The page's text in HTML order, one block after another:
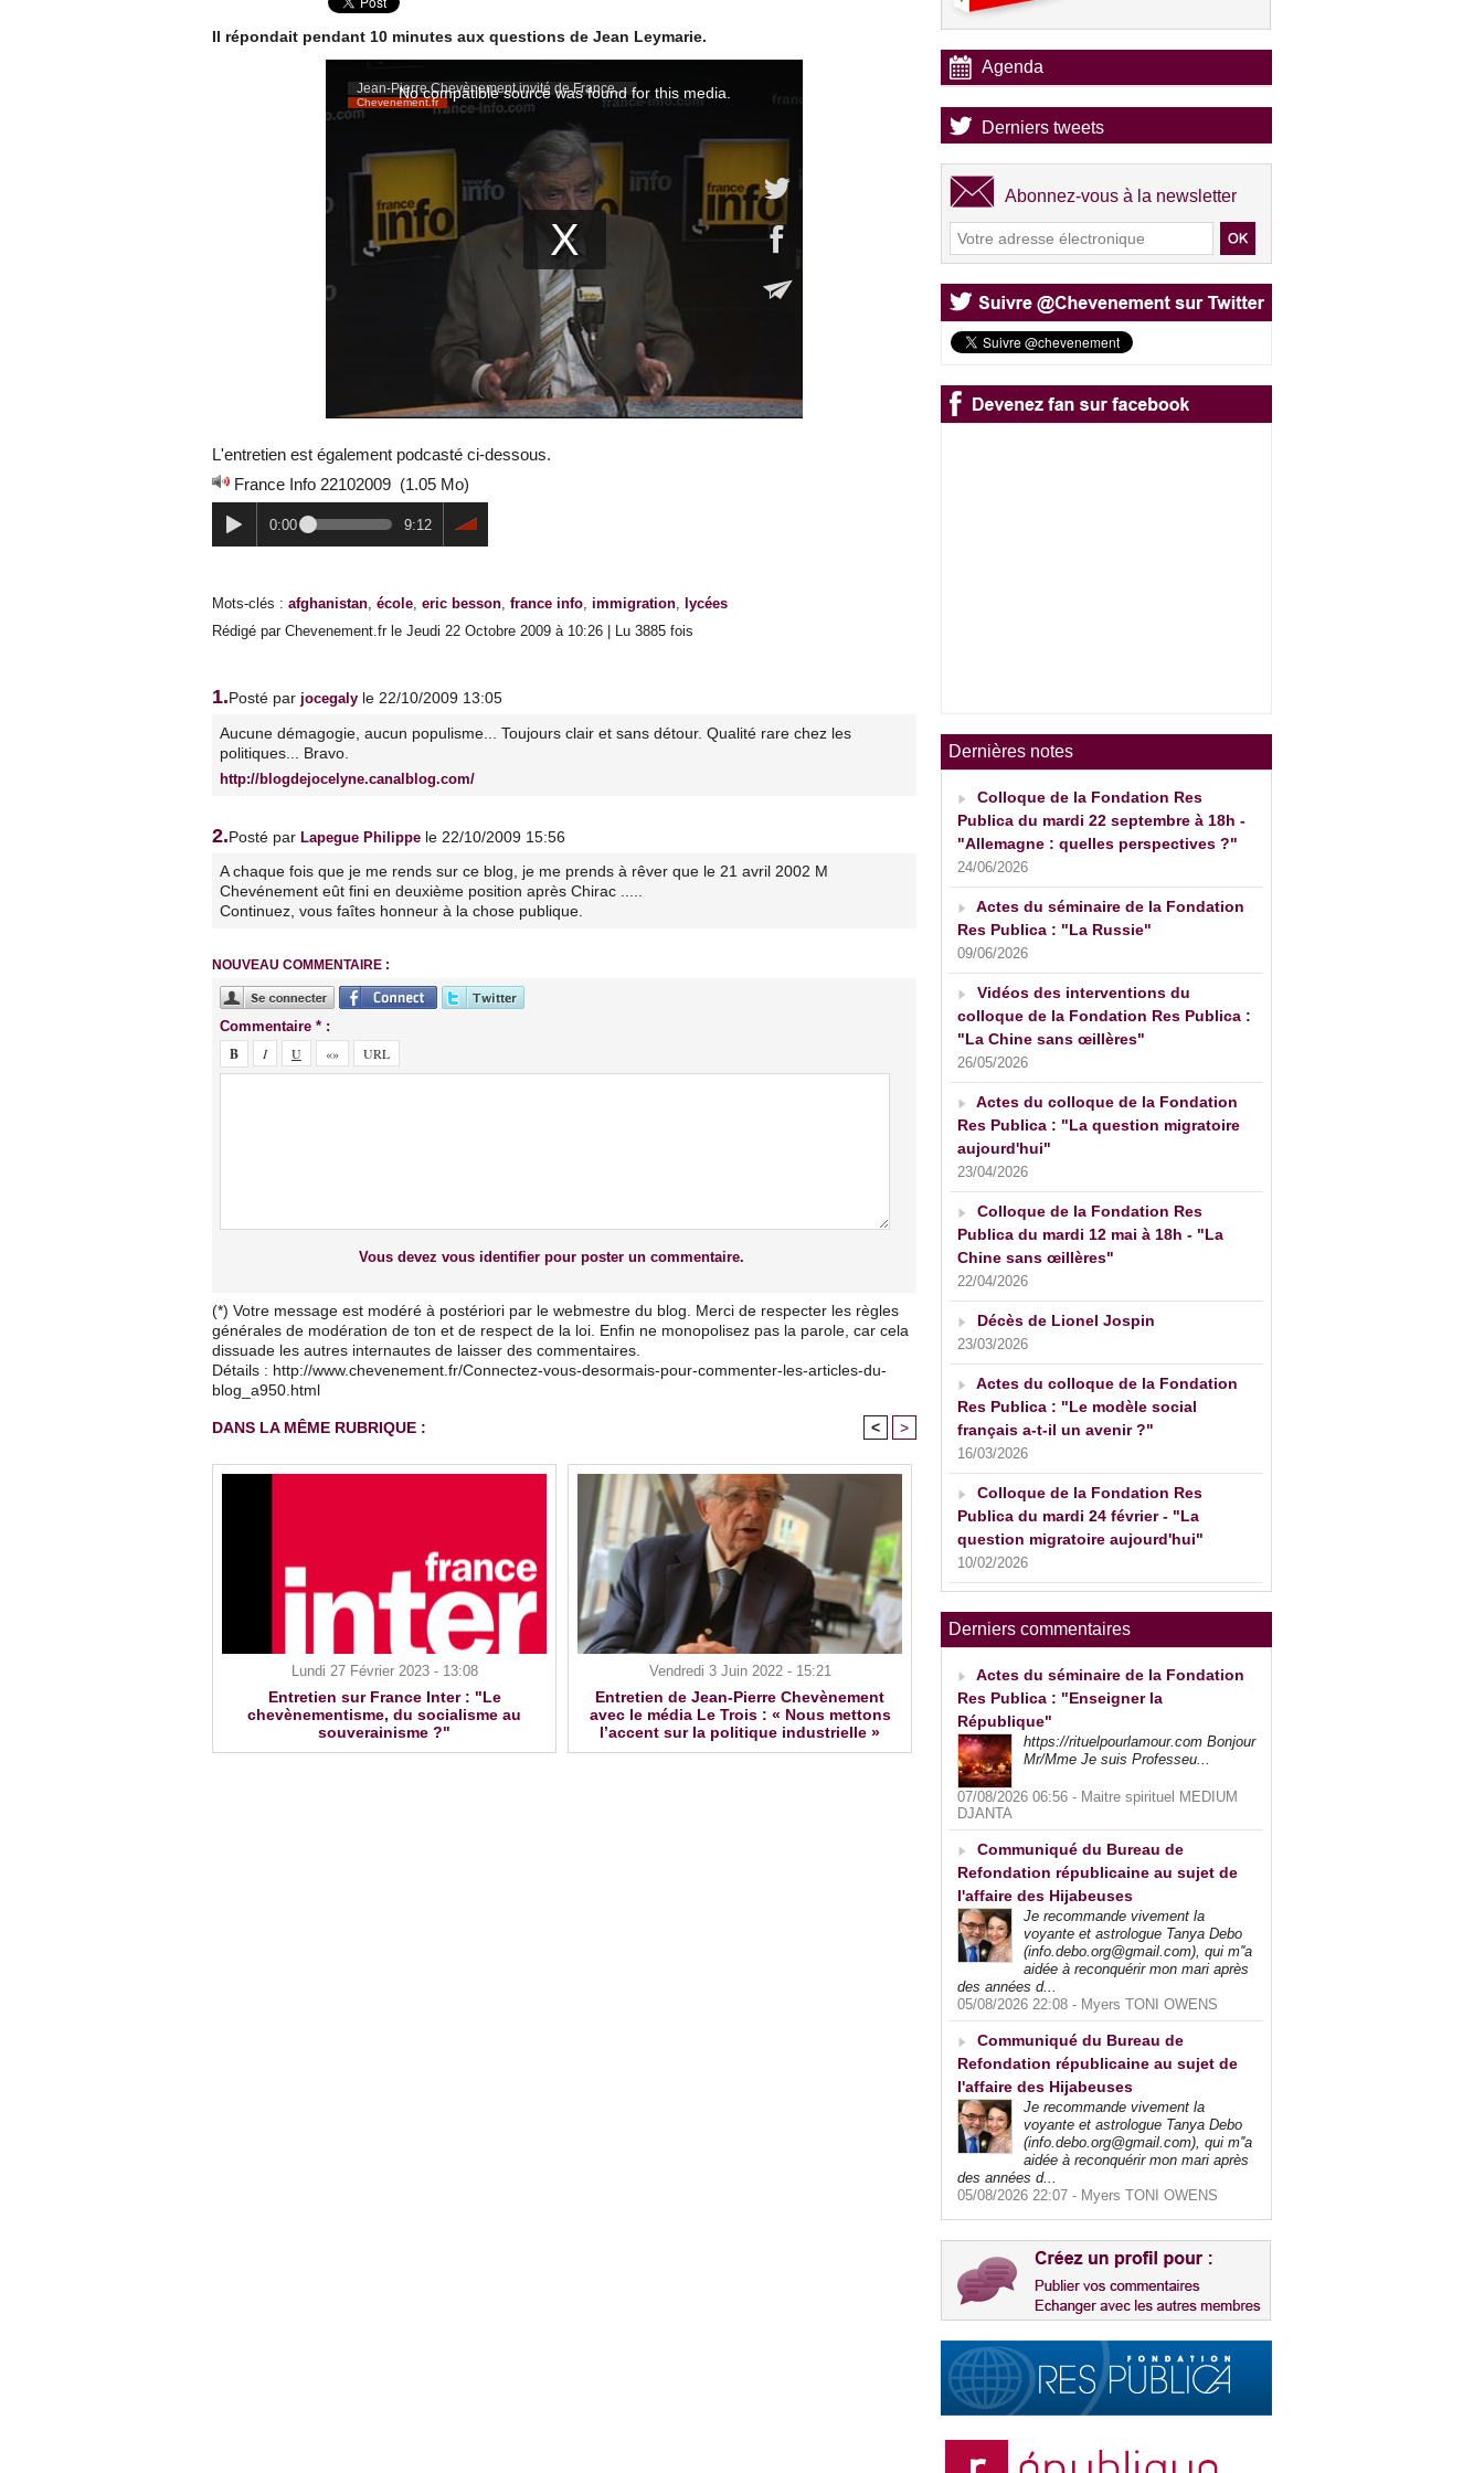
Il répondait pendant 10 minutes aux questions de Jean Leymarie.
L'entretien est également podcasté ci-dessous.
France Info 22102009 (1.05 Mo)
0:00 9:12
Mots-clés : afghanistan, école, eric besson, france info, immigration, lycées
Rédigé par Chevenement.fr le Jeudi 22 Octobre 2009 à 10:26 | Lu 3885 fois
1.Posté par jocegaly le 22/10/2009 13:05
Aucune démagogie, aucun populisme... Toujours clair et sans détour. Qualité rare chez les
politiques... Bravo.
http://blogdejocelyne.canalblog.com/
2.Posté par Lapegue Philippe le 22/10/2009 15:56
A chaque fois que je me rends sur ce blog, je me prends à rêver que le 21 avril 2002 M
Chevénement eût fini en deuxième position après Chirac .....
Continuez, vous faîtes honneur à la chose publique.
NOUVEAU COMMENTAIRE :
Commentaire * :
Vous devez vous identifier pour poster un commentaire.
(*) Votre message est modéré à postériori par le webmestre du blog. Merci de respecter les règles
générales de modération de ton et de respect de la loi. Enfin ne monopolisez pas la parole, car cela
dissuade les autres internautes de laisser des commentaires.
Détails : http://www.chevenement.fr/Connectez-vous-desormais-pour-commenter-les-articles-du-
blog_a950.html
DANS LA MÊME RUBRIQUE : < >
Lundi 27 Février 2023 - 13:08
Entretien sur France Inter : "Le
chevènementisme, du socialisme au
souverainisme ?"
Vendredi 3 Juin 2022 - 15:21
Entretien de Jean-Pierre Chevènement
avec le média Le Trois : « Nous mettons
l’accent sur la politique industrielle »
Agenda
Derniers tweets
Abonnez-vous à la newsletter
Dernières notes
Colloque de la Fondation Res
Publica du mardi 22 septembre à 18h -
"Allemagne : quelles perspectives ?"
24/06/2026
Actes du séminaire de la Fondation
Res Publica : "La Russie"
09/06/2026
Vidéos des interventions du
colloque de la Fondation Res Publica :
"La Chine sans œillères"
26/05/2026
Actes du colloque de la Fondation
Res Publica : "La question migratoire
aujourd'hui"
23/04/2026
Colloque de la Fondation Res
Publica du mardi 12 mai à 18h - "La
Chine sans œillères"
22/04/2026
Décès de Lionel Jospin
23/03/2026
Actes du colloque de la Fondation
Res Publica : "Le modèle social
français a-t-il un avenir ?"
16/03/2026
Colloque de la Fondation Res
Publica du mardi 24 février - "La
question migratoire aujourd'hui"
10/02/2026
Derniers commentaires
Actes du séminaire de la Fondation
Res Publica : "Enseigner la
République"
https://rituelpourlamour.com Bonjour
Mr/Mme Je suis Professeu...
07/08/2026 06:56 - Maitre spirituel MEDIUM
DJANTA
Communiqué du Bureau de
Refondation républicaine au sujet de
l'affaire des Hijabeuses
Je recommande vivement la
voyante et astrologue Tanya Debo
(info.debo.org@gmail.com), qui m''a
aidée à reconquérir mon mari après
des années d...
05/08/2026 22:08 - Myers TONI OWENS
Communiqué du Bureau de
Refondation républicaine au sujet de
l'affaire des Hijabeuses
Je recommande vivement la
voyante et astrologue Tanya Debo
(info.debo.org@gmail.com), qui m''a
aidée à reconquérir mon mari après
des années d...
05/08/2026 22:07 - Myers TONI OWENS